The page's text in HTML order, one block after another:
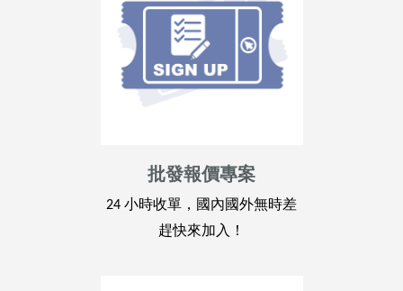
批發報價專案
24 小時收單，國內國外無時差
趕快來加入！